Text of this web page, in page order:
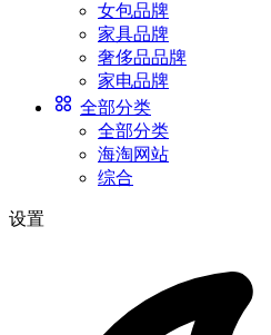
女包品牌
家具品牌
奢侈品品牌
家电品牌
全部分类
全部分类
海淘网站
综合
设置